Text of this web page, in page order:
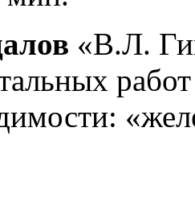
«В.Л.